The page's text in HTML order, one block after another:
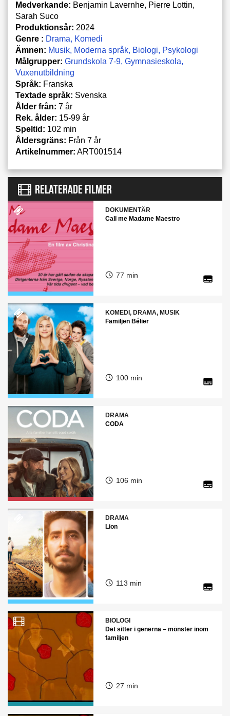
Medverkande: Benjamin Lavernhe, Pierre Lottin,
Sarah Suco
Produktionsår: 2024
Genre : Drama
Komedi
Ämnen: Musik Moderna språk Biologi
Psykologi
Målgrupper: Grundskola 7-9 Gymnasieskola
Vuxenutbildning
Språk: Franska
Textade språk: Svenska
Ålder från: 7 år
Rek. ålder: 15-99 år
Speltid: 102 min
Åldersgräns: Från 7 år
Artikelnummer: ART001514
RELATERADE FILMER
DOKUMENTÄR
Call me Madame Maestro
77 min
KOMEDI, DRAMA, MUSIK
Familjen Bélier
100 min
DRAMA
CODA
106 min
DRAMA
Lion
113 min
BIOLOGI
Det sitter i generna – mönster inom
familjen
27 min